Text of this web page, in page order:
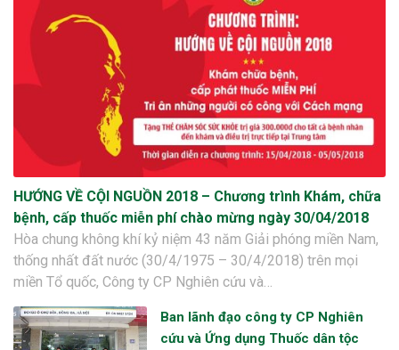
HƯỚNG VỀ CỘI NGUỒN 2018 – Chương trình Khám, chữa
bệnh, cấp thuốc miễn phí chào mừng ngày 30/04/2018
Hòa chung không khí kỷ niệm 43 năm Giải phóng miền Nam,
thống nhất đất nước (30/4/1975 – 30/4/2018) trên mọi
miền Tổ quốc, Công ty CP Nghiên cứu và…
Ban lãnh đạo công ty CP Nghiên
cứu và Ứng dụng Thuốc dân tộc